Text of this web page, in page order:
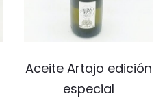
Aceite Artajo edición
especial